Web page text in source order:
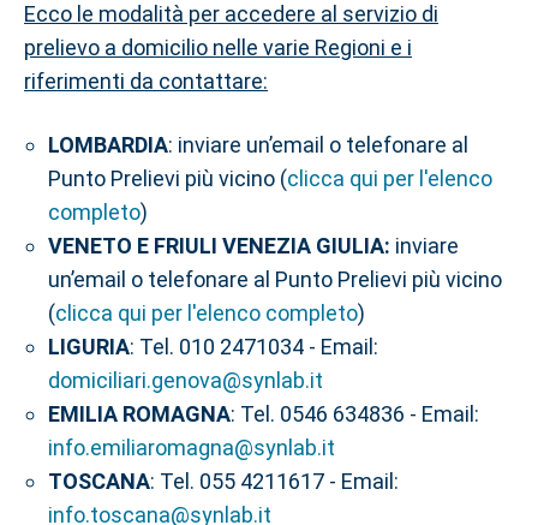
Ecco le modalità per accedere al servizio di
prelievo a domicilio nelle varie Regioni e i
riferimenti da contattare:
LOMBARDIA: inviare un’email o telefonare al
Punto Prelievi più vicino (clicca qui per l'elenco
completo)
VENETO E FRIULI VENEZIA GIULIA: inviare
un’email o telefonare al Punto Prelievi più vicino
(clicca qui per l'elenco completo)
LIGURIA: Tel. 010 2471034 - Email:
domiciliari.genova@synlab.it
EMILIA ROMAGNA: Tel. 0546 634836 - Email:
info.emiliaromagna@synlab.it
TOSCANA: Tel. 055 4211617 - Email:
info.toscana@synlab.it